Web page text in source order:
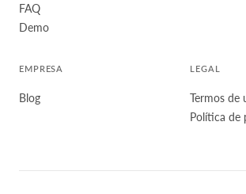
FAQ
Demo
EMPRESA
Blog
LEGAL
Termos de
Política de